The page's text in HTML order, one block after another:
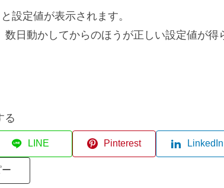
設定値が表示されます。
日動かしてからのほうが正しい設定値が得
る
LINE Pinterest LinkedIn
ー